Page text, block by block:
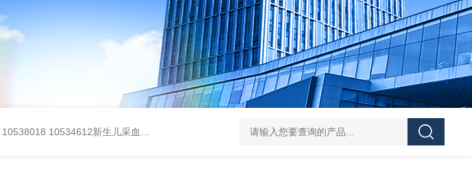
10538018 10534612新生儿采血纸 3119-0050无菌339652 23-2263赛默飞离心管 UFC903096 MAP001